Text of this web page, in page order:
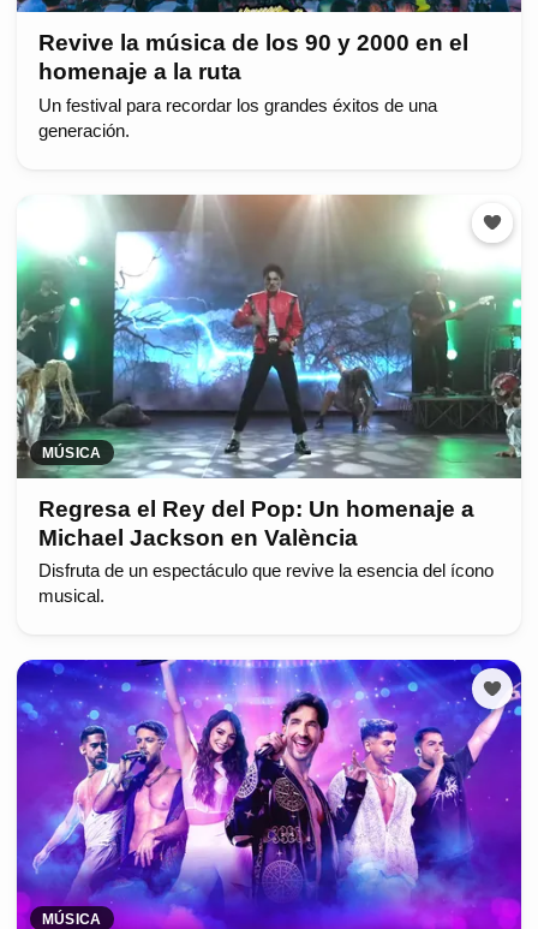
Revive la música de los 90 y 2000 en el
homenaje a la ruta
Un festival para recordar los grandes éxitos de una
generación.
MÚSICA
Regresa el Rey del Pop: Un homenaje a
Michael Jackson en València
Disfruta de un espectáculo que revive la esencia del ícono
musical.
MÚSICA